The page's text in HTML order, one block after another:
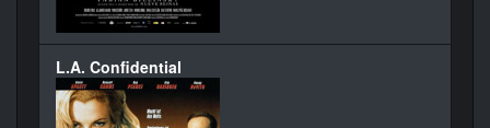
L.A. Confidential